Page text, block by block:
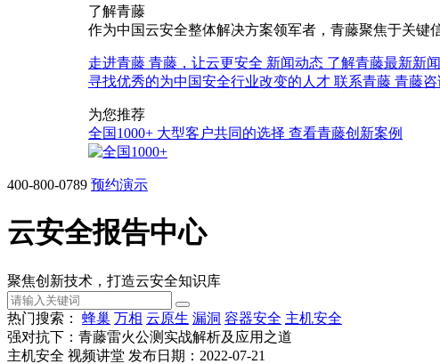
了解青藤
作为中国云安全整体解决方案领军者，青藤聚焦于关键
走进青藤 青藤，让云更安全 新闻动态 了解青藤最新新
寻找优秀的为中国安全行业改变的人才 联系青藤 青藤
为您推荐
全国1000+ 大型客户共同的选择 查看青藤创新案例
400-800-0789 预约演示
云安全报告中心
聚焦创新技术，打造云安全知识库
热门搜索： 蜂巢 万相 云原生 漏洞 容器安全 主机安全
强对抗下：青藤雷火公测实战解析及应用之道
主机安全 视频讲堂 发布日期：2022-07-21